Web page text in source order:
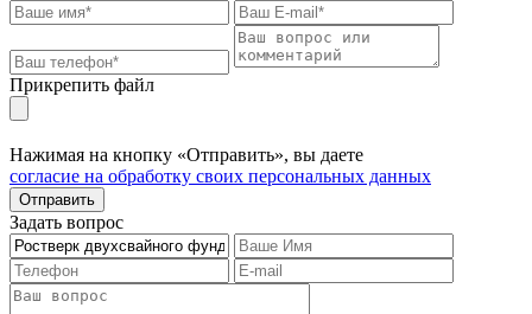
Прикрепить файл
Нажимая на кнопку «Отправить», вы даете
согласие на обработку своих персональных данных
Отправить
Задать вопрос